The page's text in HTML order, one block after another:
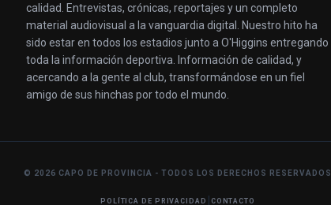
calidad. Entrevistas, crónicas, reportajes y un completo
material audiovisual a la vanguardia digital. Nuestro hito ha
sido estar en todos los estadios junto a O'Higgins entregando
toda la información deportiva. Información de calidad, y
acercando a la gente al club, transformándose en un fiel
amigo de sus hinchas por todo el mundo.
© 2026 CAPO DE PROVINCIA - TODOS LOS DERECHOS RESERVADOS
POLÍTICA DE PRIVACIDAD | CONTACTO